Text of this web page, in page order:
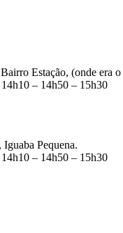
Estação, (onde era
– 14h50 – 15h30
Pequena.
– 14h50 – 15h30